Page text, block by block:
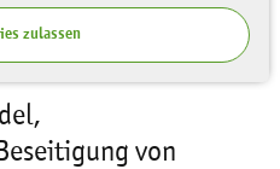
zulassen
von